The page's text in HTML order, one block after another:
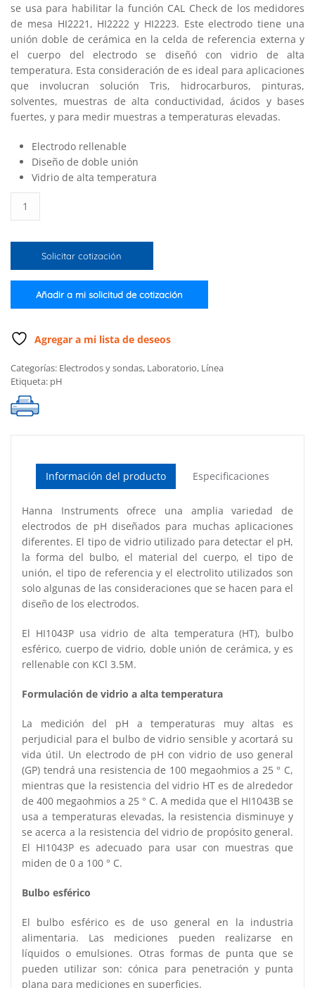
se usa para habilitar la función CAL Check de los medidores
de mesa HI2221, HI2222 y HI2223. Este electrodo tiene una
unión doble de cerámica en la celda de referencia externa y
el cuerpo del electrodo se diseñó con vidrio de alta
temperatura. Esta consideración de es ideal para aplicaciones
que involucran solución Tris, hidrocarburos, pinturas,
solventes, muestras de alta conductividad, ácidos y bases
fuertes, y para medir muestras a temperaturas elevadas.
Electrodo rellenable
Diseño de doble unión
Vidrio de alta temperatura
de
rellenable,
con
BNC
PIN
cantidad
Solicitar cotización
Añadir a mi solicitud de cotización
Agregar a mi lista de deseos
Categorías: Electrodos y sondas, Laboratorio, Línea
Etiqueta: pH
Información del producto Especificaciones
Hanna Instruments ofrece una amplia variedad de
electrodos de pH diseñados para muchas aplicaciones
diferentes. El tipo de vidrio utilizado para detectar el pH,
la forma del bulbo, el material del cuerpo, el tipo de
unión, el tipo de referencia y el electrolito utilizados son
solo algunas de las consideraciones que se hacen para el
diseño de los electrodos.
El HI1043P usa vidrio de alta temperatura (HT), bulbo
esférico, cuerpo de vidrio, doble unión de cerámica, y es
rellenable con KCl 3.5M.
Formulación de vidrio a alta temperatura
La medición del pH a temperaturas muy altas es
perjudicial para el bulbo de vidrio sensible y acortará su
vida útil. Un electrodo de pH con vidrio de uso general
(GP) tendrá una resistencia de 100 megaohmios a 25 ° C,
mientras que la resistencia del vidrio HT es de alrededor
de 400 megaohmios a 25 ° C. A medida que el HI1043B se
usa a temperaturas elevadas, la resistencia disminuye y
se acerca a la resistencia del vidrio de propósito general.
El HI1043P es adecuado para usar con muestras que
miden de 0 a 100 ° C.
Bulbo esférico
El bulbo esférico es de uso general en la industria
alimentaria. Las mediciones pueden realizarse en
líquidos o emulsiones. Otras formas de punta que se
pueden utilizar son: cónica para penetración y punta
plana para mediciones en superficies.